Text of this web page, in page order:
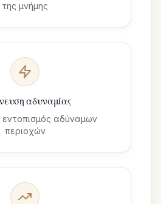
της μνήμης
αδυναμίας
αδύναμων
περιοχών